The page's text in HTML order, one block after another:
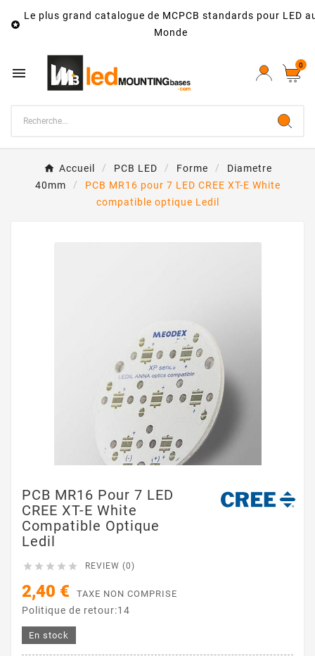

Le plus grand catalogue de MCPCB standards pour LED
Monde
 0
Accueil PCB LED Forme
Diametre
40mm
PCB MR16 pour 7 LED CREE XT-E White
compatible optique Ledil
PCB MR16 Pour 7 LED
CREE XT-E White
Compatible Optique
Ledil
     REVIEW (0)
2,40 € TAXE NON COMPRISE
Politique de retour:14
En stock